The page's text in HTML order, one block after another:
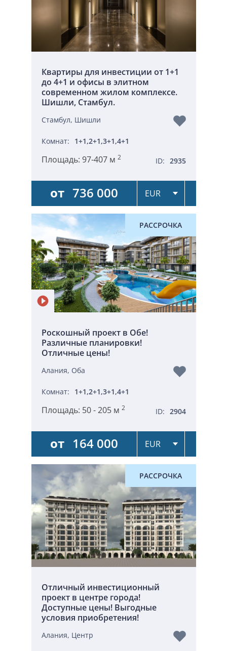
Квартиры для инвестиции от 1+1
до 4+1 и офисы в элитном
современном жилом комплексе.
Шишли, Стамбул.
Стамбул, Шишли
Комнат: 1+1,2+1,3+1,4+1
Площадь: 97-407 м 2 ID: 2935
от 736 000
РАССРОЧКА
Роскошный проект в Обе!
Различные планировки!
Отличные цены!
Алания, Оба
Комнат: 1+1,2+1,3+1,4+1
Площадь: 50 - 205 м 2 ID: 2904
от 164 000
РАССРОЧКА
Отличный инвестиционный
проект в центре города!
Доступные цены! Выгодные
условия приобретения!
Алания, Центр